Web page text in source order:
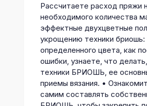
Рассчитаете расход пряжи
необходимого количества
эффектные двухцветные
укрощению техники бриошь:
определенного цвета, как
ошибки, узнаете, что
техники БРИОШЬ, ее
приемы вязания. •
самим составлять